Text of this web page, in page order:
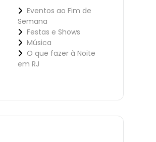
Eventos ao Fim de
Semana
Festas e Shows
Música
O que fazer à Noite
em RJ